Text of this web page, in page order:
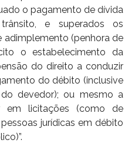
o pagamento de dívida
e superados os
adimplemento (penhora de
o estabelecimento da
do direito a conduzir
do débito (inclusive
devedor); ou mesmo a
em licitações (como de
jurídicas em débito